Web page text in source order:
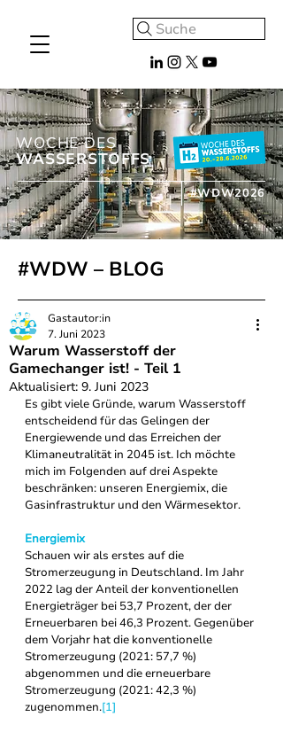
Suche
WOCHE DES
WASSERSTOFFS
#WDW2026
#WDW – BLOG
Warum Wasserstoff der
Gamechanger ist! - Teil 1
Gastautor:in
7. Juni 2023
Aktualisiert: 9. Juni 2023
Es gibt viele Gründe, warum Wasserstoff
entscheidend für das Gelingen der
Energiewende und das Erreichen der
Klimaneutralität in 2045 ist. Ich möchte
mich im Folgenden auf drei Aspekte
beschränken: unseren Energiemix, die
Gasinfrastruktur und den Wärmesektor.
Energiemix
Schauen wir als erstes auf die
Stromerzeugung in Deutschland. Im Jahr
2022 lag der Anteil der konventionellen
Energieträger bei 53,7 Prozent, der der
Erneuerbaren bei 46,3 Prozent. Gegenüber
dem Vorjahr hat die konventionelle
Stromerzeugung (2021: 57,7 %)
abgenommen und die erneuerbare
Stromerzeugung (2021: 42,3 %)
zugenommen.[1]